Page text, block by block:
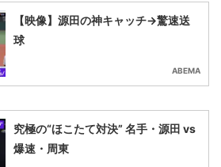
【映像】源田の神キャッチ→驚速送
球
ABEMA
究極の“ほこたて対決” 名手・源田 vs
爆速・周東